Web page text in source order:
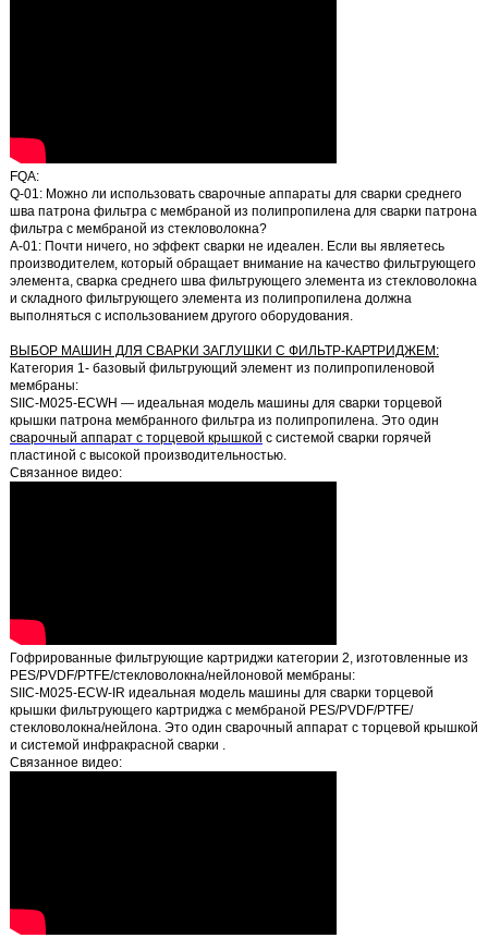
FQA:
Q-01:Можно ли использовать сварочные аппараты для сварки среднего
шва патрона фильтра с мембраной из полипропилена для сварки патрона
фильтра с мембраной из стекловолокна?
A-01:Почти ничего, но эффект сварки не идеален. Если вы являетесь
производителем, который обращает внимание на качество фильтрующего
элемента, сварка среднего шва фильтрующего элемента из стекловолокна
и складного фильтрующего элемента из полипропилена должна
выполняться с использованием другого оборудования.
ВЫБОР МАШИН ДЛЯ СВАРКИ ЗАГЛУШКИ С ФИЛЬТР-КАРТРИДЖЕМ:
Категория 1- базовый фильтрующий элемент из полипропиленовой
мембраны:
SIIC-M025-ECWH — идеальная модель машины для сварки торцевой
крышки патрона мембранного фильтра из полипропилена. Это один
сварочный аппарат с торцевой крышкой с системой сварки горячей
пластиной с высокой производительностью.
Связанное видео:
Гофрированные фильтрующие картриджи категории 2, изготовленные из
PES/PVDF/PTFE/стекловолокна/нейлоновой мембраны:
SIIC-M025-ECW-IR идеальная модель машины для сварки торцевой
крышки фильтрующего картриджа с мембраной PES/PVDF/PTFE/
стекловолокна/нейлона. Это один сварочный аппарат с торцевой крышкой
и системой инфракрасной сварки .
Связанное видео: